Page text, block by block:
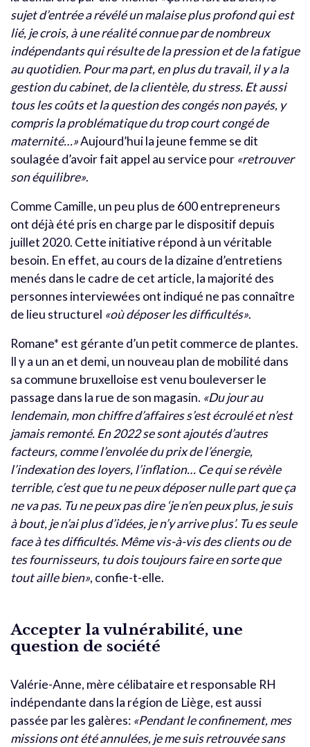
sujet d’entrée a révélé un malaise plus profond qui est
lié, je crois, à une réalité connue par de nombreux
indépendants qui résulte de la pression et de la fatigue
au quotidien. Pour ma part, en plus du travail, il y a la
gestion du cabinet, de la clientèle, du stress. Et aussi
tous les coûts et la question des congés non payés, y
compris la problématique du trop court congé de
maternité…»Aujourd’hui la jeune femme se dit
soulagée d’avoir fait appel au service pour «retrouver
son équilibre».
Comme Camille, un peu plus de 600 entrepreneurs
ont déjà été pris en charge par le dispositif depuis
juillet 2020. Cette initiative répond à un véritable
besoin. En effet, au cours de la dizaine d’entretiens
menés dans le cadre de cet article, la majorité des
personnes interviewées ont indiqué ne pas connaître
de lieu structurel «où déposer les difficultés».
Romane* est gérante d’un petit commerce de plantes.
Il y a un an et demi, un nouveau plan de mobilité dans
sa commune bruxelloise est venu bouleverser le
passage dans la rue de son magasin. «Du jour au
lendemain, mon chiffre d’affaires s’est écroulé et n’est
jamais remonté. En 2022 se sont ajoutés d’autres
facteurs, comme l’envolée du prix de l’énergie,
l’indexation des loyers, l’inflation… Ce qui se révèle
terrible, c’est que tu ne peux déposer nulle part que ça
ne va pas. Tu ne peux pas dire ‘je n’en peux plus, je suis
à bout, je n’ai plus d’idées, je n’y arrive plus’. Tu es seule
face à tes difficultés. Même vis-à-vis des clients ou de
tes fournisseurs, tu dois toujours faire en sorte que
tout aille bien», confie-t-elle.
Accepter la vulnérabilité, une
question de société
Valérie-Anne, mère célibataire et responsable RH
indépendante dans la région de Liège, est aussi
passée par les galères: «Pendant le confinement, mes
missions ont été annulées, je me suis retrouvée sans